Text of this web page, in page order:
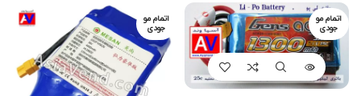
اتمام مو
جودی
اتمام مو
جودی